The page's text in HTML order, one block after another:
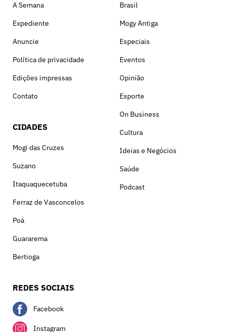
A Semana
Expediente
Anuncie
Política de privacidade
Edições impressas
Contato
CIDADES
Mogi das Cruzes
Suzano
Itaquaquecetuba
Ferraz de Vasconcelos
Poá
Guararema
Bertioga
Brasil
Mogy Antiga
Especiais
Eventos
Opinião
Esporte
On Business
Cultura
Ideias e Negócios
Saúde
Podcast
REDES SOCIAIS
Facebook
Instagram